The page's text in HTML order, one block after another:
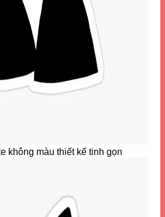
không màu thiết kế tinh gọn